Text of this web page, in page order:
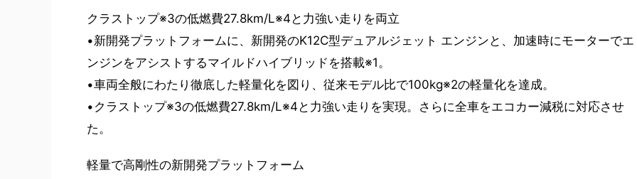
クラストップ※3の低燃費27.8km/L※4と力強い走りを両立
•新開発プラットフォームに、新開発のK12C型デュアルジェット エンジンと、加速時にモーターでエ
ンジンをアシストするマイルドハイブリッドを搭載※1。
•車両全般にわたり徹底した軽量化を図り、従来モデル比で100kg※2の軽量化を達成。
•クラストップ※3の低燃費27.8km/L※4と力強い走りを実現。さらに全車をエコカー減税に対応させ
た。
軽量で高剛性の新開発プラットフォーム